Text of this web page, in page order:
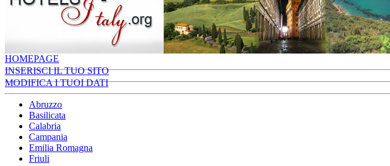
HOMEPAGE
INSERISCI IL TUO SITO
MODIFICA I TUOI DATI
Abruzzo
Basilicata
Calabria
Campania
Emilia Romagna
Friuli